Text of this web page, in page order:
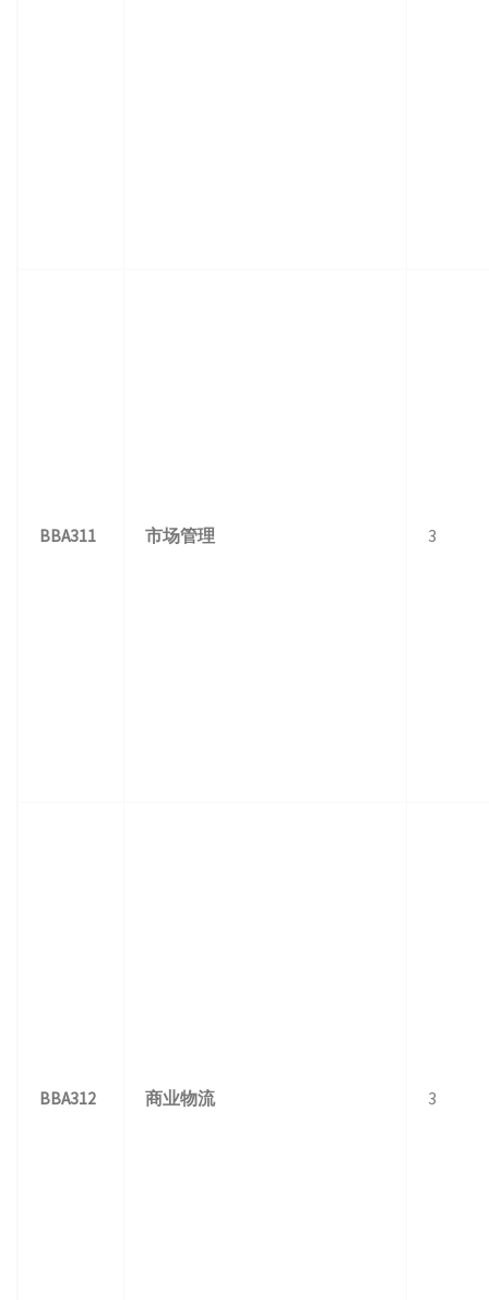
BBA311 市场管理 3
BBA312 商业物流 3